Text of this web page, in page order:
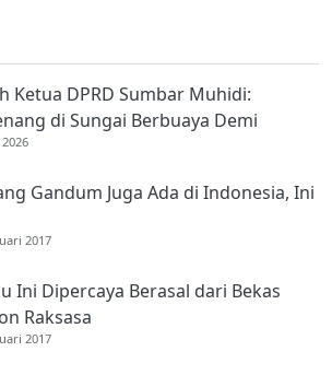
Ketua DPRD Sumbar Muhidi:
di Sungai Berbuaya Demi
Ekonomi Orang Tua
Gandum Juga Ada di Indonesia, Ini
2017
Ini Dipercaya Berasal dari Bekas
Raksasa
2017